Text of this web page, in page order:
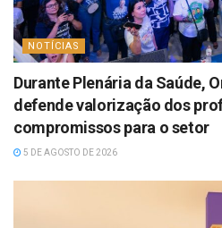
NOTÍCIAS
Durante Plenária da Saúde,
defende valorização dos
compromissos para o setor
5 DE AGOSTO DE 2026